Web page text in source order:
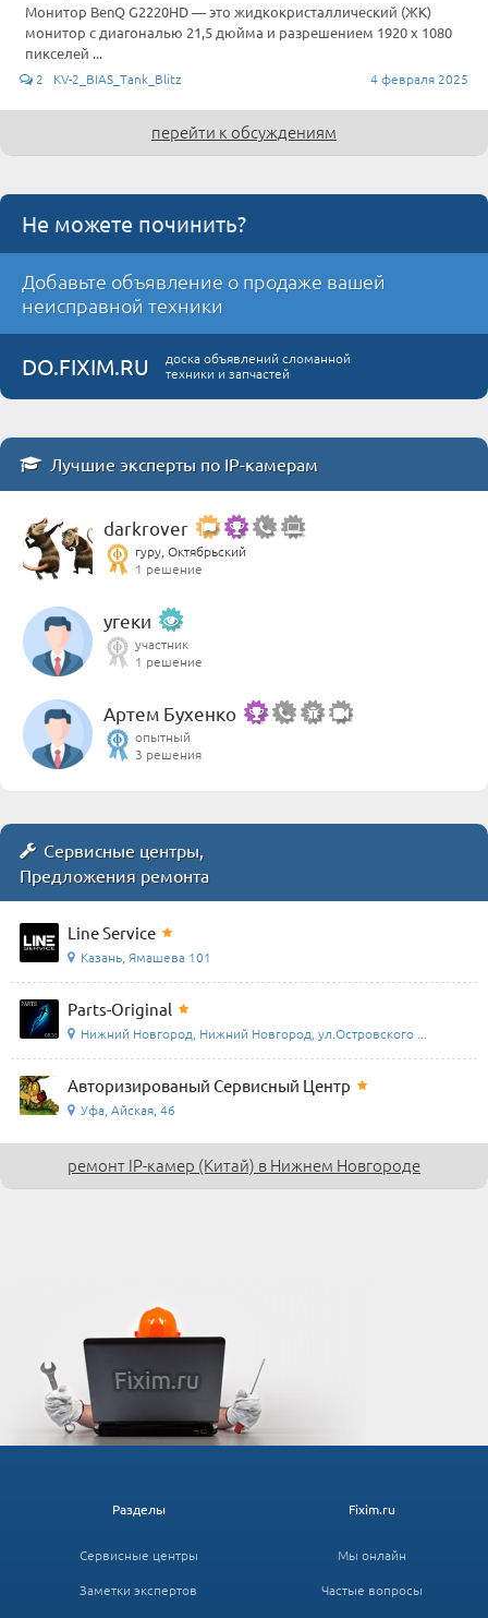
Монитор BenQ G2220HD — это жидкокристаллический (ЖК)
монитор с диагональю 21,5 дюйма и разрешением 1920 x 1080
пикселей ...
2 KV-2_BIAS_Tank_Blitz 4 февраля 2025
перейти к обсуждениям
Не можете починить?
Добавьте объявление о продаже вашей
неисправной техники
DO.FIXIM.RU
доска объявлений сломанной
техники и запчастей
Лучшие эксперты по IP-камерам
darkrover
гуру, Октябрьский
1 решение
угеки
участник
1 решение
Артем Бухенко
опытный
3 решения
Сервисные центры,
Предложения ремонта
Line Service
Казань, Ямашева 101
Parts-Original
Нижний Новгород, Нижний Новгород, ул.Островского ...
Авторизированый Сервисный Центр
Уфа, Айская, 46
ремонт IP-камер (Китай) в Нижнем Новгороде
Fixim.ru
Мы онлайн
Частые вопросы
Разделы
Сервисные центры
Заметки экспертов